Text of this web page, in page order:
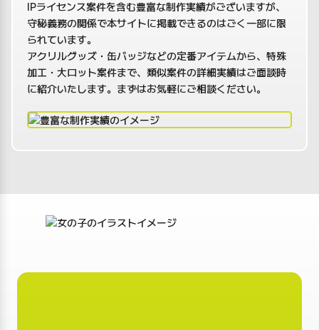
IPライセンス案件を含む豊富な制作実績がございますが、
守秘義務の関係で本サイトに掲載できるのはごく一部に限
られています。
アクリルグッズ・缶バッジなどの定番アイテムから、特殊
加工・大ロット案件まで、類似案件の詳細実績はご面談時
に紹介いたします。まずはお気軽にご相談ください。